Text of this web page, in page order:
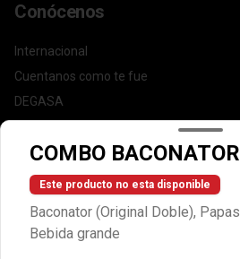
Conócenos
Internacional
Cuentanos como te fue
DEGASA
Escríbenos por WhatsApp:
serviciocliente@wendys.cl
Términos y condiciones
COMBO
Este producto no esta disponible
Baconator (Original Doble),
Bebida grande